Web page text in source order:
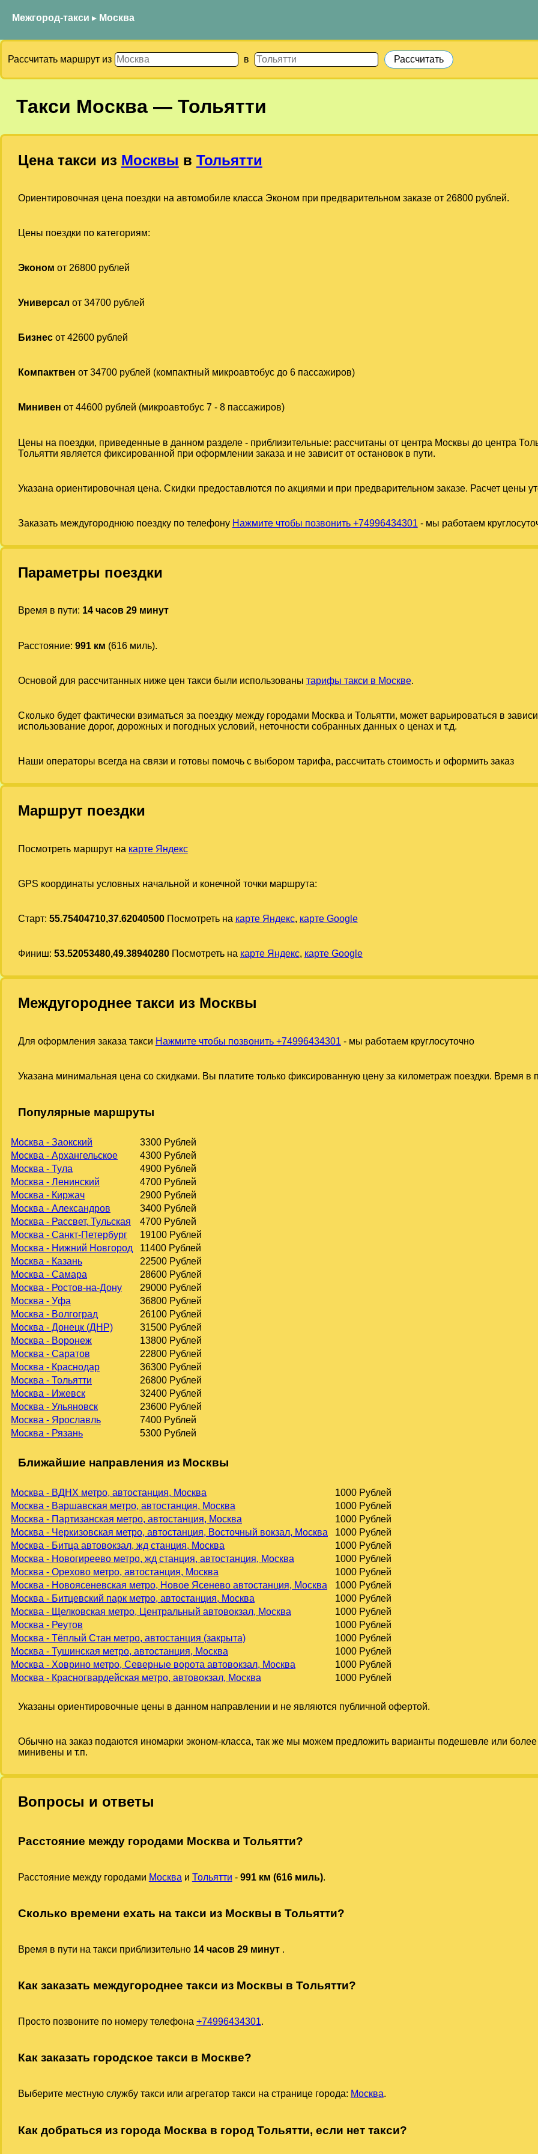
Межгород-такси ▸ Москва
Рассчитать маршрут из в
Такси Москва— Тольятти
Цена такси из Москвы в Тольятти
Ориентировочная цена поездки на автомобиле класса Эконом при предварительном заказе от 26800 рублей.
Цены поездки по категориям:
Эконом от 26800 рублей
Универсал от 34700 рублей
Бизнесот 42600 рублей
Компактвен от 34700 рублей (компактный микроавтобус до 6 пассажиров)
Минивен от 44600 рублей (микроавтобус 7 - 8 пассажиров)
Цены на поездки, приведенные в данном разделе - приблизительные: рассчитаны от центра Москвы до центра
Тольятти является фиксированной при оформлении заказа и не зависит от остановок в пути.
Указана ориентировочная цена. Скидки предоставлются по акциями и при предварительном заказе. Расчет цены
Заказать междугороднюю поездку по телефону Нажмите чтобы позвонить +74996434301 - мы работаем
Параметры поездки
Время в пути: 14 часов 29 минут
Расстояние: 991 км (616 миль).
Основой для рассчитанных ниже цен такси были использованы тарифы такси в Москве.
Сколько будет фактически взиматься за поездку между городами Москва и Тольятти, может варьироваться в
использование дорог, дорожных и погодных условий, неточности собранных данных о ценах и т.д.
Наши операторы всегда на связи и готовы помочь с выбором тарифа, рассчитать стоимость и оформить заказ
Маршрут поездки
Посмотреть маршрут на карте Яндекс
GPS координаты условных начальной и конечной точки маршрута:
Старт: 55.75404710,37.62040500Посмотреть на карте Яндекс, карте Google
Финиш: 53.52053480,49.38940280Посмотреть на карте Яндекс, карте Google
Междугороднее такси из Москвы
Для оформления заказа такси Нажмите чтобы позвонить +74996434301 - мы работаем круглосуточно
Указана минимальная цена со скидками. Вы платите только фиксированную цену за километраж поездки. Время в
Популярные маршруты
Москва - Заокский
3300 Рублей
Москва - Архангельское
4300 Рублей
Москва - Тула
4900 Рублей
Москва - Ленинский
4700 Рублей
Москва - Киржач
2900 Рублей
Москва - Александров
3400 Рублей
Москва - Рассвет, Тульская
4700 Рублей
Москва - Санкт-Петербург
19100 Рублей
Москва - Нижний Новгород
11400 Рублей
Москва - Казань
22500 Рублей
Москва - Самара
28600 Рублей
Москва - Ростов-на-Дону
29000 Рублей
Москва - Уфа
36800 Рублей
Москва - Волгоград
26100 Рублей
Москва - Донецк (ДНР)
31500 Рублей
Москва - Воронеж
13800 Рублей
Москва - Саратов
22800 Рублей
Москва - Краснодар
36300 Рублей
Москва - Тольятти
26800 Рублей
Москва - Ижевск
32400 Рублей
Москва - Ульяновск
23600 Рублей
Москва - Ярославль
7400 Рублей
Москва - Рязань
5300 Рублей
Ближайшие направления из Москвы
Москва - ВДНХ метро, автостанция, Москва
1000 Рублей
Москва - Варшавская метро, автостанция, Москва
1000 Рублей
Москва - Партизанская метро, автостанция, Москва
1000 Рублей
Москва - Черкизовская метро, автостанция, Восточный вокзал, Москва
1000 Рублей
Москва - Битца автовокзал, жд станция, Москва
1000 Рублей
Москва - Новогиреево метро, жд станция, автостанция, Москва
1000 Рублей
Москва - Орехово метро, автостанция, Москва
1000 Рублей
Москва - Новоясеневская метро, Новое Ясенево автостанция, Москва
1000 Рублей
Москва - Битцевский парк метро, автостанция, Москва
1000 Рублей
Москва - Щелковская метро, Центральный автовокзал, Москва
1000 Рублей
Москва - Реутов
1000 Рублей
Москва - Тёплый Стан метро, автостанция (закрыта)
1000 Рублей
Москва - Тушинская метро, автостанция, Москва
1000 Рублей
Москва - Ховрино метро, Северные ворота автовокзал, Москва
1000 Рублей
Москва - Красногвардейская метро, автовокзал, Москва
1000 Рублей
Указаны ориентировочные цены в данном направлении и не являются публичной офертой.
Обычно на заказ подаются иномарки эконом-класса, так же мы можем предложить варианты подешевле или
минивены и т.п.
Вопросы и ответы
Расстояние между городами Москва и Тольятти?
Расстояние между городами Москва и Тольятти - 991 км (616 миль).
Сколько времени ехать на такси из Москвы в Тольятти?
Время в пути на такси приблизительно 14 часов 29 минут .
Как заказать междугороднее такси из Москвы в Тольятти?
Просто позвоните по номеру телефона +74996434301.
Как заказать городское такси в Москве?
Выберите местную службу такси или агрегатор такси на странице города: Москва.
Как добраться из города Москва в город Тольятти, если нет такси?